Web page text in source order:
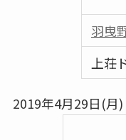
羽曳
上荘
2019年4月29日(月)